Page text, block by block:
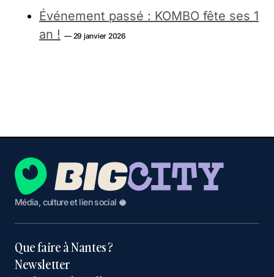
Événement passé : KOMBO fête ses 1
an ! — 29 janvier 2026
Média, culture et lien social 🥥
Que faire à Nantes ?
Newsletter